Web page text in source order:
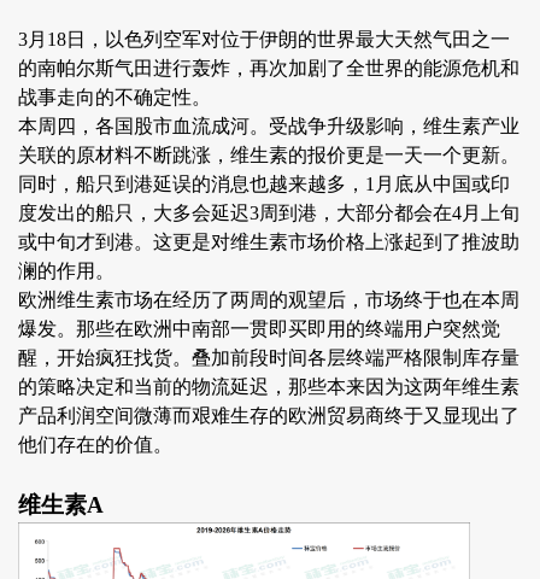
3月18日，以色列空军对位于伊朗的世界最大天然气田之一
的南帕尔斯气田进行轰炸，再次加剧了全世界的能源危机和
战事走向的不确定性。
本周四，各国股市血流成河。受战争升级影响，维生素产业
关联的原材料不断跳涨，维生素的报价更是一天一个更新。
同时，船只到港延误的消息也越来越多，1月底从中国或印
度发出的船只，大多会延迟3周到港，大部分都会在4月上旬
或中旬才到港。这更是对维生素市场价格上涨起到了推波助
澜的作用。
欧洲维生素市场在经历了两周的观望后，市场终于也在本周
爆发。那些在欧洲中南部一贯即买即用的终端用户突然觉
醒，开始疯狂找货。叠加前段时间各层终端严格限制库存量
的策略决定和当前的物流延迟，那些本来因为这两年维生素
产品利润空间微薄而艰难生存的欧洲贸易商终于又显现出了
他们存在的价值。
维生素A